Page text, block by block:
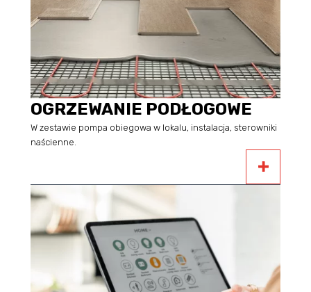
OGRZEWANIE PODŁOGOWE
W zestawie pompa obiegowa w lokalu, instalacja, sterowniki
naścienne.